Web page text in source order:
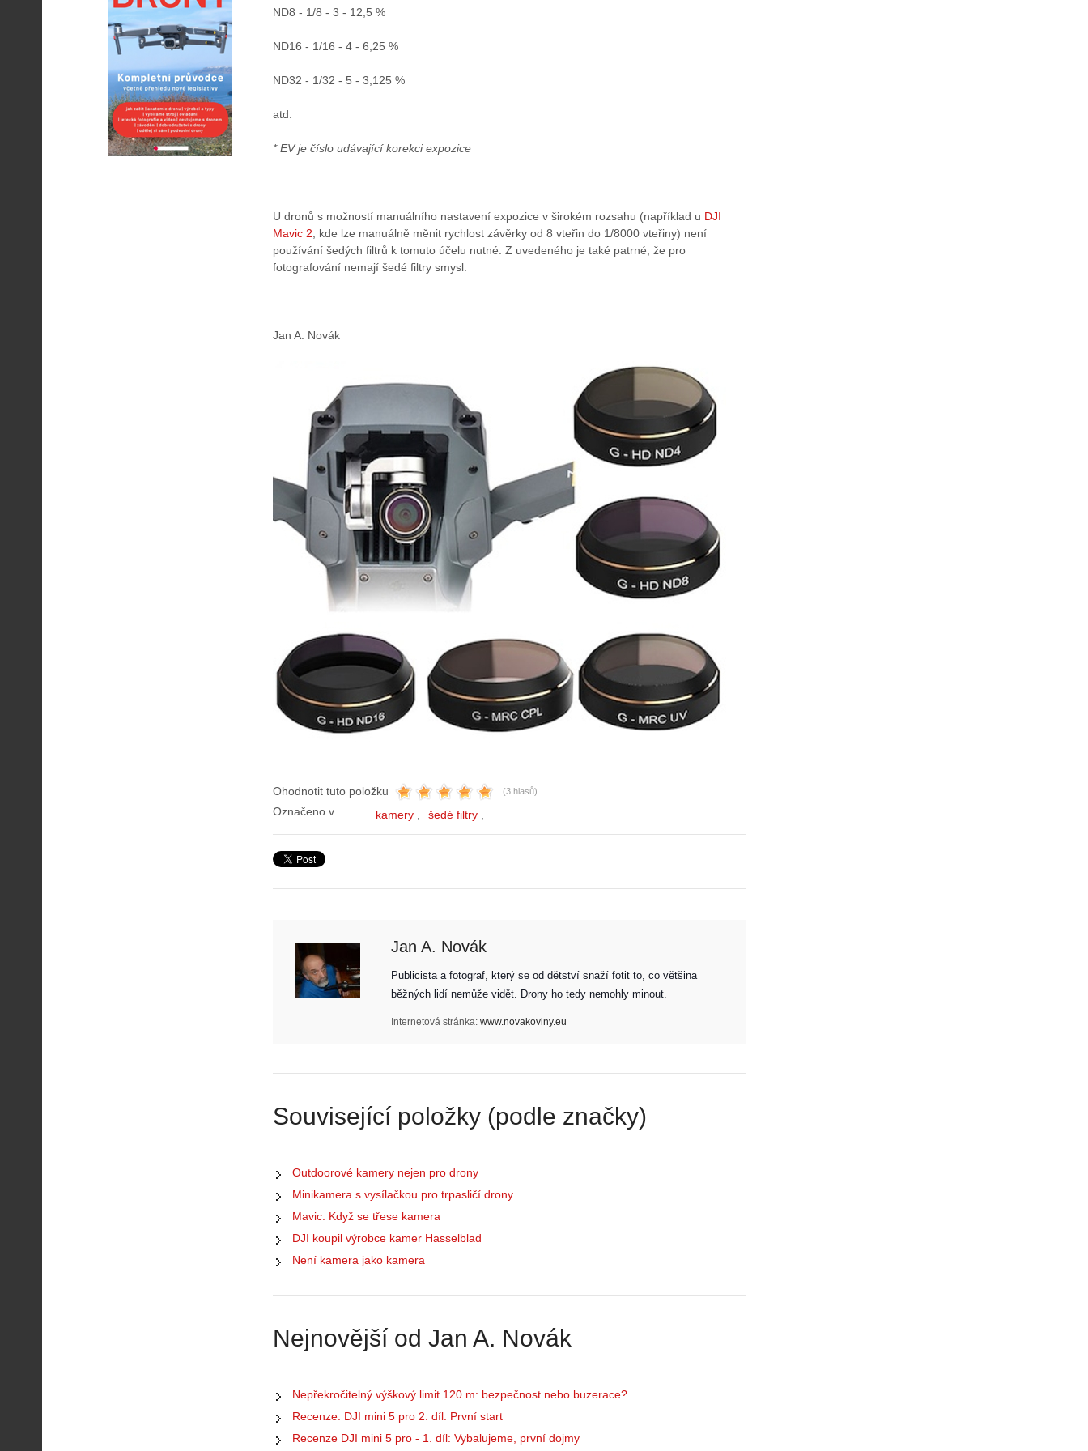
ND8 - 1/8 - 3 - 12,5 %
ND16 - 1/16 - 4 - 6,25 %
ND32 - 1/32 - 5 - 3,125 %
atd.
* EV je číslo udávající korekci expozice
U dronů s možností manuálního nastavení expozice v širokém rozsahu (například u DJI
Mavic 2 , kde lze manuálně měnit rychlost závěrky od 8 vteřin do 1/8000 vteřiny) není
používání šedých filtrů k tomuto účelu nutné. Z uvedeného je také patrné, že pro
fotografování nemají šedé filtry smysl.
Jan A. Novák
Ohodnotit tuto položku (3 hlasů)
Označeno v kamery šedé filtry
Jan A. Novák
Publicista a fotograf, který se od dětství snaží fotit to, co většina
běžných lidí nemůže vidět. Drony ho tedy nemohly minout.
Internetová stránka: www.novakoviny.eu
Související položky (podle značky)
Outdoorové kamery nejen pro drony
Minikamera s vysílačkou pro trpasličí drony
Mavic: Když se třese kamera
DJI koupil výrobce kamer Hasselblad
Není kamera jako kamera
Nejnovější od Jan A. Novák
Nepřekročitelný výškový limit 120 m: bezpečnost nebo buzerace?
Recenze. DJI mini 5 pro 2. díl: První start
Recenze DJI mini 5 pro - 1. díl: Vybalujeme, první dojmy